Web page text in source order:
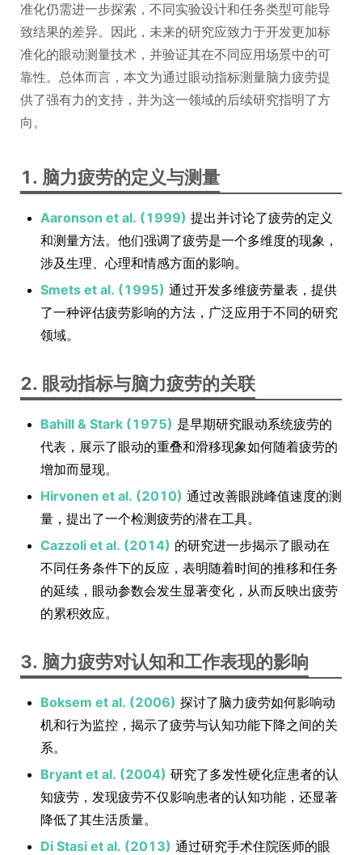
准化仍需进一步探索，不同实验设计和任务类型可能导
致结果的差异。因此，未来的研究应致力于开发更加标
准化的眼动测量技术，并验证其在不同应用场景中的可
靠性。总体而言，本文为通过眼动指标测量脑力疲劳提
供了强有力的支持，并为这一领域的后续研究指明了方
向。
1. 脑力疲劳的定义与测量
Aaronson et al. (1999) 提出并讨论了疲劳的定义
和测量方法。他们强调了疲劳是一个多维度的现象，
涉及生理、心理和情感方面的影响。
Smets et al. (1995) 通过开发多维疲劳量表，提供
了一种评估疲劳影响的方法，广泛应用于不同的研究
领域。
2. 眼动指标与脑力疲劳的关联
Bahill & Stark (1975) 是早期研究眼动系统疲劳的
代表，展示了眼动的重叠和滑移现象如何随着疲劳的
增加而显现。
Hirvonen et al. (2010) 通过改善眼跳峰值速度的测
量，提出了一个检测疲劳的潜在工具。
Cazzoli et al. (2014) 的研究进一步揭示了眼动在
不同任务条件下的反应，表明随着时间的推移和任务
的延续，眼动参数会发生显著变化，从而反映出疲劳
的累积效应。
3. 脑力疲劳对认知和工作表现的影响
Boksem et al. (2006) 探讨了脑力疲劳如何影响动
机和行为监控，揭示了疲劳与认知功能下降之间的关
系。
Bryant et al. (2004) 研究了多发性硬化症患者的认
知疲劳，发现疲劳不仅影响患者的认知功能，还显著
降低了其生活质量。
Di Stasi et al. (2013) 通过研究手术住院医师的眼